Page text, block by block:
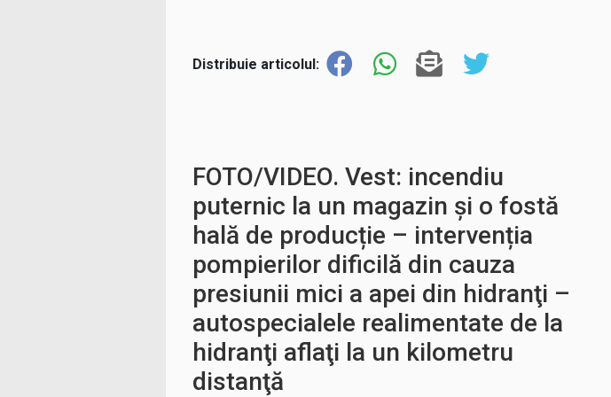
Distribuie articolul:
FOTO/VIDEO. Vest: incendiu
puternic la un magazin și o fostă
hală de producție – intervenția
pompierilor dificilă din cauza
presiunii mici a apei din hidranţi –
autospecialele realimentate de la
hidranţi aflaţi la un kilometru
distanţă